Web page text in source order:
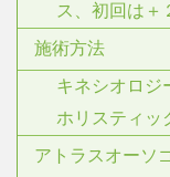
ス、初回は＋
施術方法
キネシオロジ
ホリスティッ
アトラスオーソ